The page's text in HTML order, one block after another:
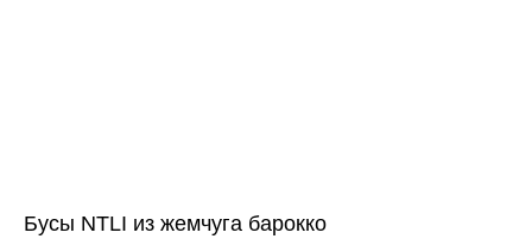
Бусы NTLI из жемчуга барокко